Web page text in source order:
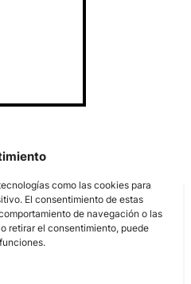
como las cookies para
El consentimiento de estas
de navegación o las
retirar el consentimiento, puede